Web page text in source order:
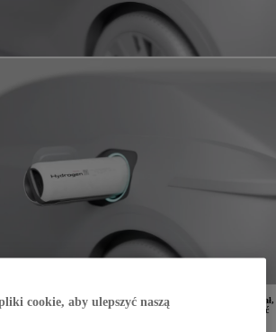
energię nie tylko w motoryzacji. Ostatnio koncern zaprezentował,
na bazie doświadczeń z modelu Mirai można wykorzystywać
cookie, aby ulepszyć naszą